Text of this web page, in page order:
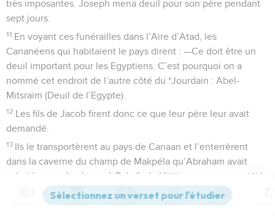
très imposantes. Joseph mena deuil pour son père pendant
sept jours.
11 En voyant ces funérailles dans l’Aire d’Atad, les
Cananéens qui habitaient le pays dirent : —Ce doit être un
deuil important pour les Egyptiens. C’est pourquoi on a
nommé cet endroit de l’autre côté du *Jourdain : Abel-
Mitsraïm (Deuil de l’Egypte).
12 Les fils de Jacob firent donc ce que leur père leur avait
demandé.
13 Ils le transportèrent au pays de Canaan et l’enterrèrent
dans la caverne du champ de Makpéla qu’Abraham avait
achetée avec le champ à Ephrôn le Hittite, comme propriété
funéraire vis-à-vis de Mamré.
Versions Commentaires Strong